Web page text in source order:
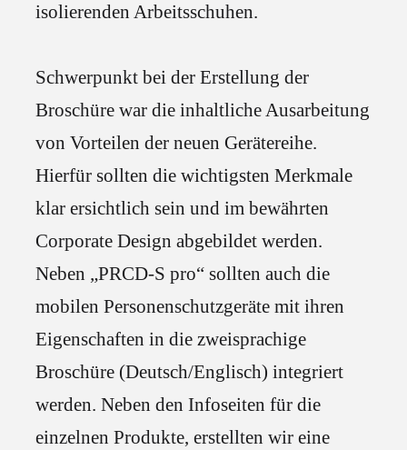
isolierenden Arbeitsschuhen.
Schwerpunkt bei der Erstellung der
Broschüre war die inhaltliche Ausarbeitung
von Vorteilen der neuen Gerätereihe.
Hierfür sollten die wichtigsten Merkmale
klar ersichtlich sein und im bewährten
Corporate Design abgebildet werden.
Neben „PRCD-S pro“ sollten auch die
mobilen Personenschutzgeräte mit ihren
Eigenschaften in die zweisprachige
Broschüre (Deutsch/Englisch) integriert
werden. Neben den Infoseiten für die
einzelnen Produkte, erstellten wir eine